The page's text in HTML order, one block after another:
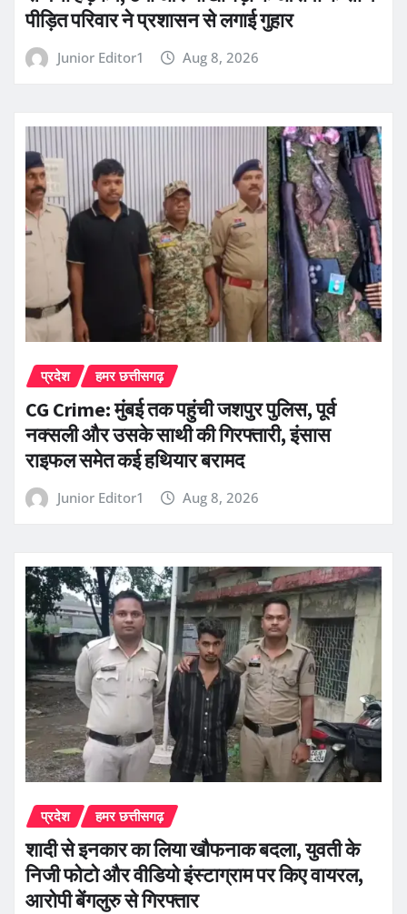
पीड़ित परिवार ने प्रशासन से लगाई गुहार
Junior Editor1 Aug 8, 2026
प्रदेश हमर छत्तीसगढ़
CG Crime: मुंबई तक पहुंची जशपुर पुलिस, पूर्व
नक्सली और उसके साथी की गिरफ्तारी, इंसास
राइफल समेत कई हथियार बरामद
Junior Editor1 Aug 8, 2026
प्रदेश हमर छत्तीसगढ़
शादी से इनकार का लिया खौफनाक बदला, युवती के
निजी फोटो और वीडियो इंस्टाग्राम पर किए वायरल,
आरोपी बेंगलुरु से गिरफ्तार